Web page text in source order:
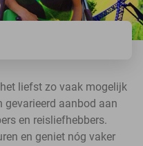
liefst zo vaak mogelijk
gevarieerd aanbod aan
en reisliefhebbers.
en geniet nóg vaker